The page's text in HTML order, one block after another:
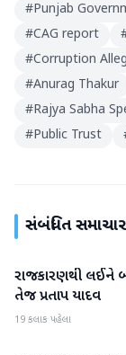
#Punjab
#CAG report
#Corruption
#Anurag Thakur
#Rajya Sabha
#Public Trust
સંબંધિત સમાચાર
રાષ્ટ્રીય
રાજકારણથી લઈને
તેજ પ્રતાપ યાદવ
19 કલાક પહેલા